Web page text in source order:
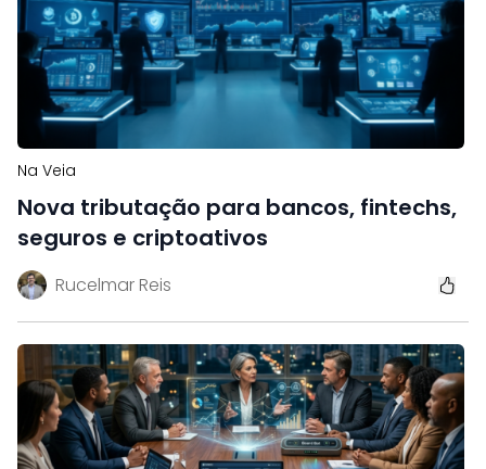
Na Veia
Nova tributação para bancos, fintechs,
seguros e criptoativos
Rucelmar Reis